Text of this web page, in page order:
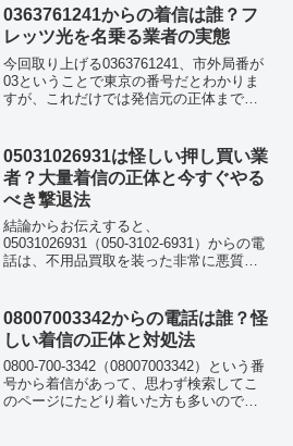
しまうと、この番号は共同通信社が実施
し...
0363761241からの着信は誰？フ
レッツ光を名乗る業者の実態
今回取り上げる0363761241、市外局番が
03ということで東京の番号だとわかりま
すが、これだけでは発信元の正体までは
の切り替えに関する営業電話がかかって
くるという報...
05031026931は怪しい押し買い業
者？大量着信の正体と今すぐやる
べき撃退法
結論からお伝えすると、
05031026931（050-3102-6931）からの電
話は、不用品買取を装った非常に悪質な
必要もありません。なぜこの番号からの
着信がこれほど...
08007003342からの電話は誰？怪
しい着信の正体と対処法
0800-700-3342（08007003342）という番
号から着信があって、思わず検索してこ
のページにたどり着いた方も多いのでは